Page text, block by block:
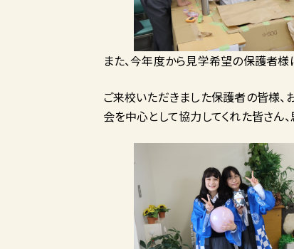
また、今年度から見学希望の保護者様
ご来校いただきました保護者の皆様、
会を中心として協力してくれた皆さん